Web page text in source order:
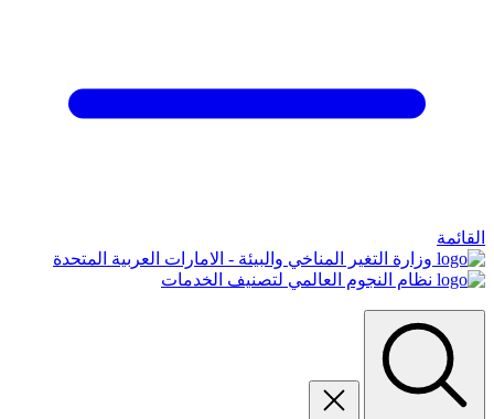
القائمة
وزارة التغير المناخي والبيئة - الامارات العربية المتحدة
نظام النجوم العالمي لتصنيف الخدمات